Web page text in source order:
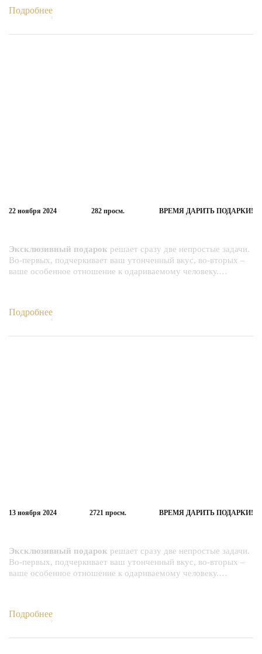
Подробнее
Эксклюзивный подарок решает сразу две непростые задачи.
Во-первых, подчеркивает ваш утонченный вкус, во-вторых –
ваше особенное отношение к одариваемому человеку.…
Подробнее
22 ноября 2024 282 просм. ВРЕМЯ ДАРИТЬ ПОДАРКИ!
Эксклюзивный подарок решает сразу две непростые задачи.
Во-первых, подчеркивает ваш утонченный вкус, во-вторых –
ваше особенное отношение к одариваемому человеку.…
Подробнее
13 ноября 2024 2721 просм. ВРЕМЯ ДАРИТЬ ПОДАРКИ!